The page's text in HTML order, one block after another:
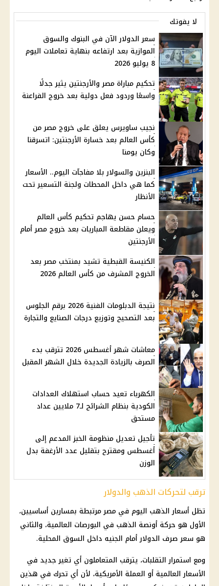
لا يفوتك
سعر الدولار الآن في البنوك والسوق
الموازية بعد ارتفاعه بنهاية تعاملات اليوم
8 يوليو 2026
تحكيم مباراة مصر والأرجنتين يثير جدلًا
واسعًا وردود فعل دولية بعد خروج الفراعنة
نجيب ساويرس يعلق على خروج مصر من
كأس العالم بعد خسارة الأرجنتين: اتسرقنا
وكان يومنا
البنزين والسولار بلا مفاجآت اليوم.. الأسعار
كما هي داخل المحطات ولجنة التسعير تحت
الأنظار
حسام حسن يهاجم تحكيم كأس العالم
ويعلن مقاطعة المباريات بعد خروج مصر أمام
الأرجنتين
الكنيسة القبطية تشيد بمنتخب مصر بعد
الخروج المشرف من كأس العالم 2026
نتيجة الدبلومات الفنية 2026 برقم الجلوس
بعد التصحيح وتوزيع درجات الصنايع والتجارة
معاشات شهر أغسطس 2026 تترقب بدء
الصرف بالزيادة الجديدة خلال الشهر المقبل
الكهرباء تعيد حساب استهلاك العدادات
الكودية بنظام الشرائح لـ7 ملايين عداد
مستحق
تأجيل تعديل منظومة الخبز المدعم إلى
أغسطس ومقترح بتقليل عدد الأرغفة بدل
الوزن
ترقب لتحركات الذهب والدولار
تظل أسعار الذهب اليوم في مصر مرتبطة بمسارين أساسيين،
الأول هو حركة أونصة الذهب في البورصات العالمية، والثاني
هو سعر صرف الدولار أمام الجنيه داخل السوق المحلية.
ومع استمرار التقلبات، يترقب المتعاملون أي تغير جديد في
الأسعار العالمية أو العملة الأمريكية، لأن أي تحرك في هذين